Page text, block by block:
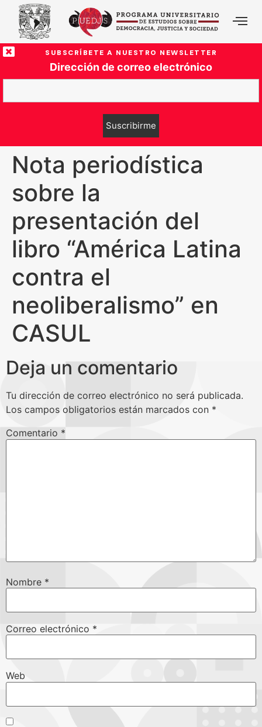
SUBSCRÍBETE A NUESTRO NEWSLETTER
Dirección de correo electrónico
Nota periodística
sobre la
presentación del
libro “América Latina
contra el
neoliberalismo” en
CASUL
Deja un comentario
Tu dirección de correo electrónico no será publicada.
Los campos obligatorios están marcados con *
Comentario *
Nombre *
Correo electrónico *
Web